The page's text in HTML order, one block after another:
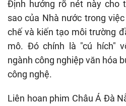
Định hướng rõ nét này cho
sao của Nhà nước trong
chế và kiến tạo môi trường
mô. Đó chính là "cú hích"
ngành công nghiệp văn hóa
công nghệ.
Liên hoan phim Châu Á Đà